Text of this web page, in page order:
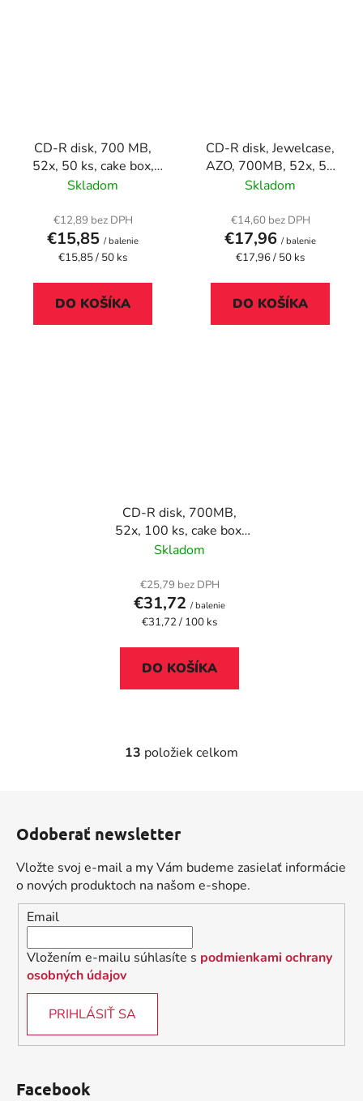
CD-R disk, 700 MB,
52x, 50 ks, cake box,
VERBATIM "DataLife"
Skladom
€12,89 bez DPH
€15,85 / balenie
Jednotková
€15,85 / 50 ks
DO KOŠÍKA
CD-R disk, Jewelcase,
AZO, 700MB, 52x, 50
ks, cake box, VERBATIM
Skladom
€14,60 bez DPH
€17,96 / balenie
Jednotková
€17,96 / 50 ks
DO KOŠÍKA
CD-R disk, 700MB,
52x, 100 ks, cake box,
VERBATIM "DataLife"
Skladom
€25,79 bez DPH
€31,72 / balenie
Jednotková
€31,72 / 100 ks
DO KOŠÍKA
O
d
c
i
e
p
v
p
13 položiek celkom
Odoberať newsletter
Vložte svoj e-mail a my Vám budeme zasielať informácie
o nových produktoch na našom e-shope.
Email
Vložením e-mailu súhlasíte s podmienkami ochrany
osobných údajov
PRIHLÁSIŤ SA
Facebook